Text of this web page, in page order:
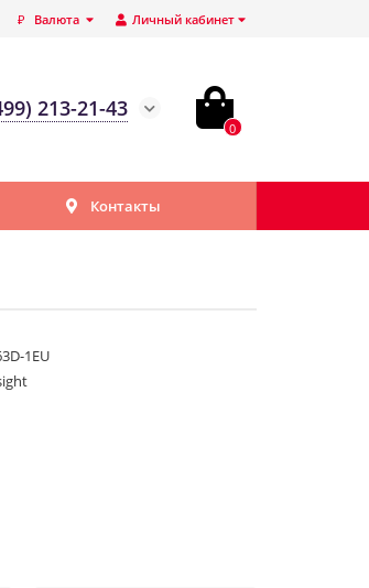
Личный кабинет
₽ Валюта
213-21-43
0
Контакты
1EU